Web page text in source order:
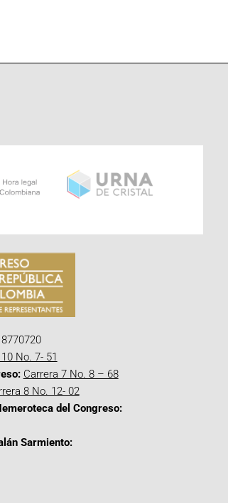
No. 7- 51
Carrera 7 No. 8 – 68
8 No. 12- 02
del Congreso:
Sarmiento: